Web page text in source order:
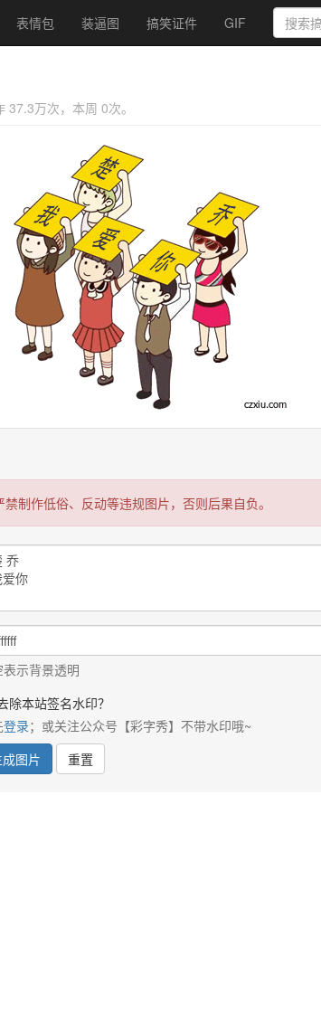
表情包 装逼图 搞笑证件 GIF
万次，本周 0次。
禁制作低俗、反动等违规图片，否则后果自负。
表示背景透明
除本站签名水印？
登录；或关注公众号【彩字秀】不带水印哦~
成图片
重置